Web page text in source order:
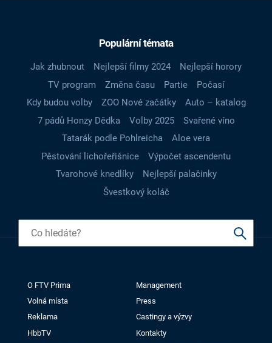
Populární témata
Jak zhubnout Nejlepší filmy 2024
Nejlepší horory
TV program
Změna času Partie
Počasí
Kdy budou volby
ZOO Nové začátky
Auto – katalog
7 pádů Honzy Dědka
Volby 2025
Svařené víno
Tatarák podle Pohlreicha
Aloe vera
Pěstování lichořeřišnice
Výpočet ascendentu
Tvarohové knedlíky
Nejlepší palačinky
Švestkový koláč
O FTV Prima
Management
Volná místa
Press
Reklama
Castingy a výzvy
HbbTV
Kontakty